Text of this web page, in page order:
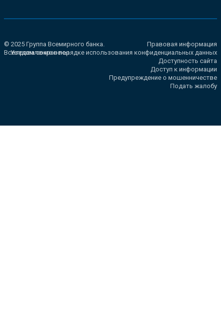
© 2025 Группа Всемирного банка.
Все права сохранены.
Правовая информация
Уведомление о порядке использования конфиденциальных данных
Доступность сайта
Доступ к информации
Предупреждение о мошенничестве
Подать жалобу